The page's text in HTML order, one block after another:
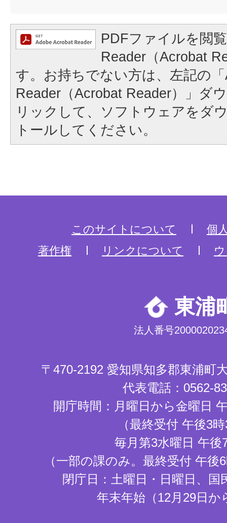
PDFファイルを閲
Reader（Acrobat
す。お持ちでない方は、左記の
Reader（Acrobat Reader）」ダ
リックして、ソフトウェアをダ
トールしてください。
このサイトについて
個
著作権
リンクについて
東浦
法人番号
〒470-2192 愛知県知多郡東浦町
代表電話：0562-
開庁時間：月曜日から金曜日
（最終受付 午後3
毎月第3水曜日 午後
（一部の課のみ。最終受付 午
閉庁日：土曜日・日曜日、国
年末年始（12月29日か